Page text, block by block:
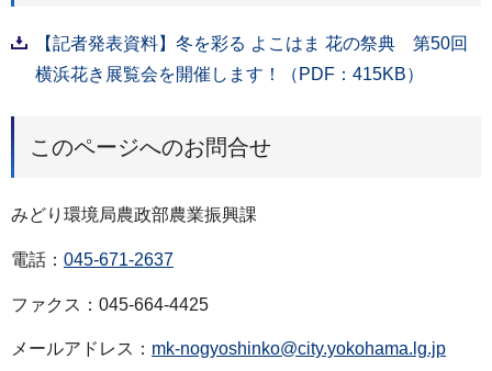
【記者発表資料】冬を彩る よこはま 花の祭典 第50回
横浜花き展覧会を開催します！（PDF：415KB）
このページへのお問合せ
みどり環境局農政部農業振興課
電話： 045-671-2637
ファクス：045-664-4425
メールアドレス： mk-nogyoshinko@city.yokohama.lg.jp